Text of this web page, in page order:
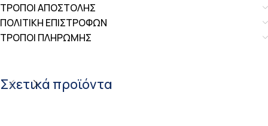
ΤΡΟΠΟΙ ΑΠΟΣΤΟΛΗΣ
ΠΟΛΙΤΙΚΗ ΕΠΙΣΤΡΟΦΩΝ
ΤΡΟΠΟΙ ΠΛΗΡΩΜΗΣ
Σχετικά προϊόντα